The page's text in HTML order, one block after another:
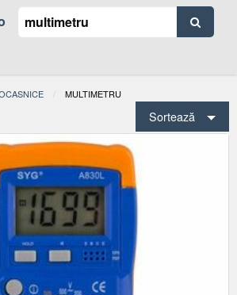
ACTUAL:
MULTIMETRU
Sortează